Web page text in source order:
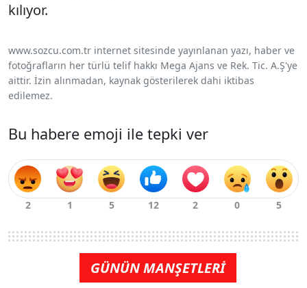
kılıyor.
www.sozcu.com.tr internet sitesinde yayınlanan yazı, haber ve
fotoğrafların her türlü telif hakkı Mega Ajans ve Rek. Tic. A.Ş'ye
aittir. İzin alınmadan, kaynak gösterilerek dahi iktibas
edilemez.
Bu habere emoji ile tepki ver
GÜNÜN MANŞETLERİ